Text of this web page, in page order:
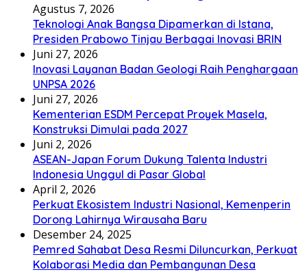
Agustus 7, 2026
Teknologi Anak Bangsa Dipamerkan di Istana,
Presiden Prabowo Tinjau Berbagai Inovasi BRIN
Juni 27, 2026
Inovasi Layanan Badan Geologi Raih Penghargaan
UNPSA 2026
Juni 27, 2026
Kementerian ESDM Percepat Proyek Masela,
Konstruksi Dimulai pada 2027
Juni 2, 2026
ASEAN-Japan Forum Dukung Talenta Industri
Indonesia Unggul di Pasar Global
April 2, 2026
Perkuat Ekosistem Industri Nasional, Kemenperin
Dorong Lahirnya Wirausaha Baru
Desember 24, 2025
Pemred Sahabat Desa Resmi Diluncurkan, Perkuat
Kolaborasi Media dan Pembangunan Desa